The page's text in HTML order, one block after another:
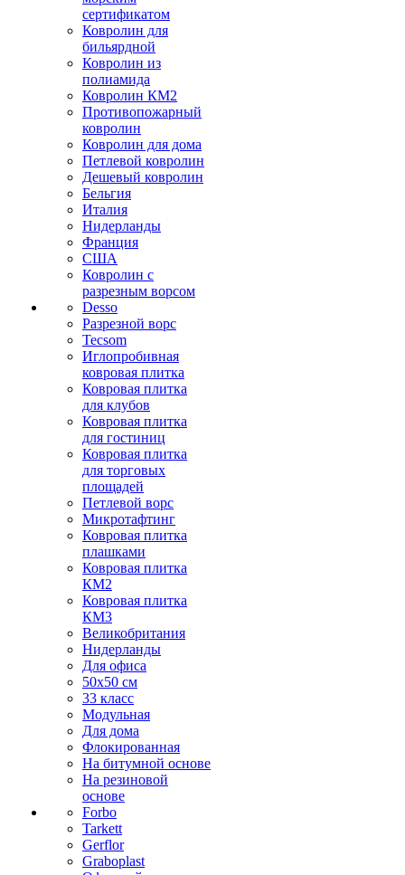
сертификатом
Ковролин для
бильярдной
Ковролин из
полиамида
Ковролин КМ2
Противопожарный
ковролин
Ковролин для дома
Петлевой ковролин
Дешевый ковролин
Бельгия
Италия
Нидерланды
Франция
США
Ковролин с
разрезным ворсом
Desso
Разрезной ворс
Tecsom
Иглопробивная
ковровая плитка
Ковровая плитка
для клубов
Ковровая плитка
для гостиниц
Ковровая плитка
для торговых
площадей
Петлевой ворс
Микротафтинг
Ковровая плитка
плашками
Ковровая плитка
КМ2
Ковровая плитка
КМ3
Великобритания
Нидерланды
Для офиса
50х50 см
33 класс
Модульная
Для дома
Флокированная
На битумной основе
На резиновой
основе
Forbo
Tarkett
Gerflor
Graboplast